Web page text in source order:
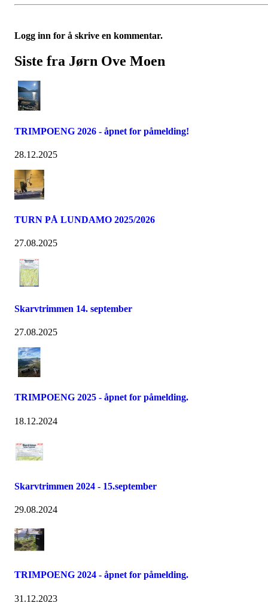
Logg inn for å skrive en kommentar.
Siste fra Jørn Ove Moen
TRIMPOENG 2026 - åpnet for påmelding!
28.12.2025
TURN PÅ LUNDAMO 2025/2026
27.08.2025
Skarvtrimmen 14. september
27.08.2025
TRIMPOENG 2025 - åpnet for påmelding.
18.12.2024
Skarvtrimmen 2024 - 15.september
29.08.2024
TRIMPOENG 2024 - åpnet for påmelding.
31.12.2023